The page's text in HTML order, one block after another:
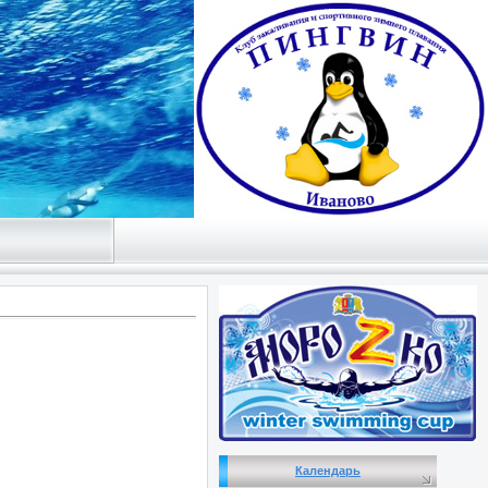
Календарь